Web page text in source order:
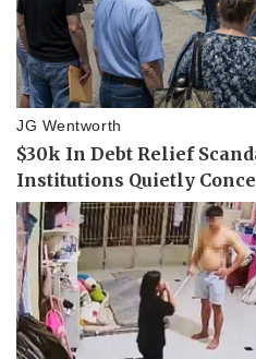
Thể thao
Bóng đá
Lịch thi đấu bóng đá
Thế giới thể thao
eSports
Hậu trường